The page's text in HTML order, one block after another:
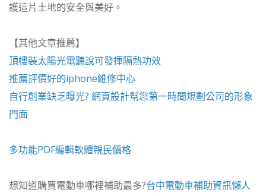
護這片土地的安全與美好。
【其他文章推薦】
頂樓裝太陽光電聽說可發揮隔熱功效
推薦評價好的iphone維修中心
自行創業缺乏曝光? 網頁設計幫您第一時間規劃公司的形象
門面
多功能PDF編輯軟體親民價格
想知道購買電動車哪裡補助最多?台中電動車補助資訊懶人